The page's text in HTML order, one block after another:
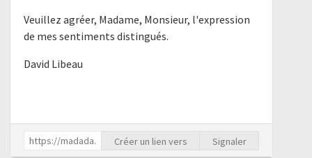
Veuillez agréer, Madame, Monsieur, l'expression
de mes sentiments distingués.
David Libeau
Créer un lien vers Signaler